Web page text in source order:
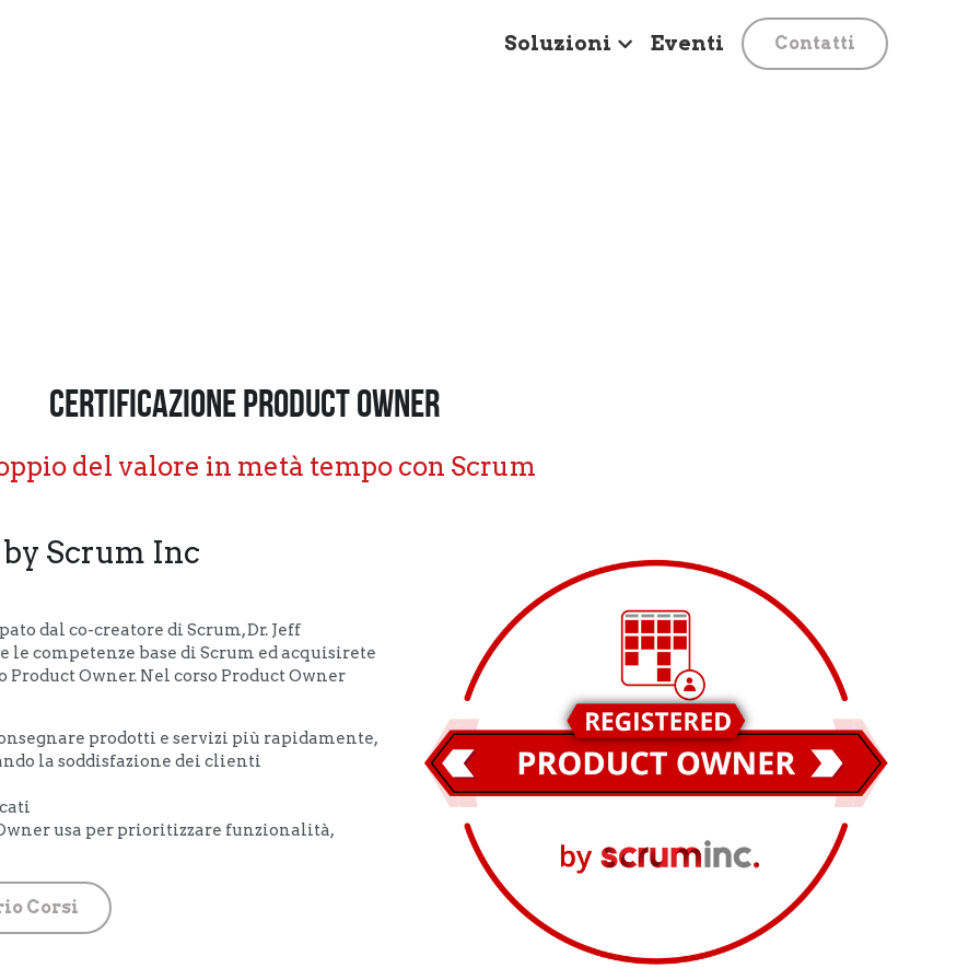
Soluzioni Eventi Contatti
certificazione Product Owner
del valore in metà tempo con Scrum
Scrum Inc
dal co-creatore di Scrum, Dr. Jeff
competenze base di Scrum ed acquisirete
Owner. Nel corso Product Owner
prodotti e servizi più rapidamente,
la soddisfazione dei clienti
usa per prioritizzare funzionalità,
Corsi